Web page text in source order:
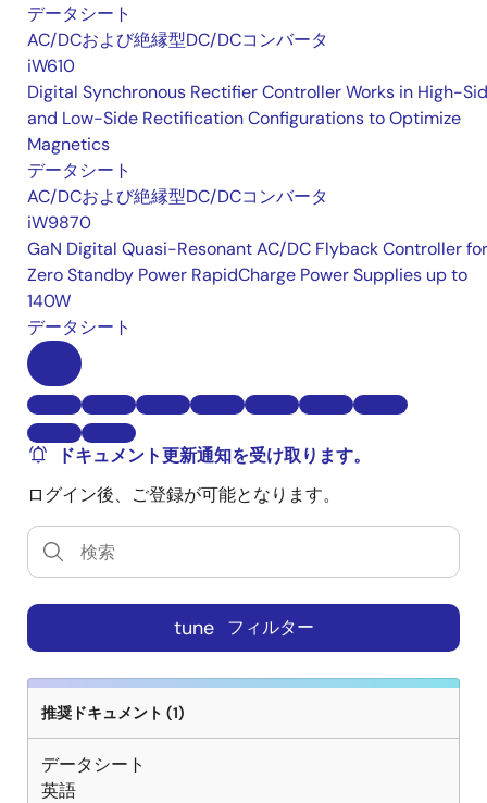
データシート
AC/DCおよび絶縁型DC/DCコンバータ
iW610
Digital Synchronous Rectifier Controller Works in High-
and Low-Side Rectification Configurations to Optimize
Magnetics
データシート
AC/DCおよび絶縁型DC/DCコンバータ
iW9870
GaN Digital Quasi-Resonant AC/DC Flyback Controller for
Zero Standby Power RapidCharge Power Supplies up to
140W
データシート
ドキュメント更新通知を受け取ります。
ログイン後、ご登録が可能となります。
tune フィルター
推奨ドキュメント (1)
データシート
英語